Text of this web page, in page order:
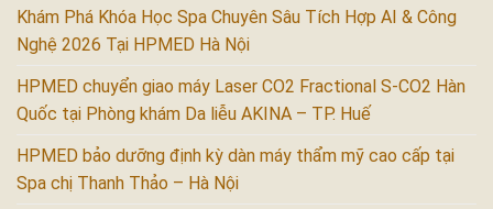
Khám Phá Khóa Học Spa Chuyên Sâu Tích Hợp AI & Công
Nghệ 2026 Tại HPMED Hà Nội
HPMED chuyển giao máy Laser CO2 Fractional S-CO2 Hàn
Quốc tại Phòng khám Da liễu AKINA – TP. Huế
HPMED bảo dưỡng định kỳ dàn máy thẩm mỹ cao cấp tại
Spa chị Thanh Thảo – Hà Nội